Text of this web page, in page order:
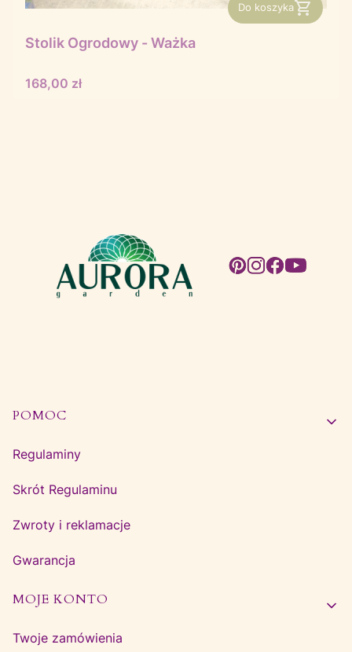
Do koszyka
Stolik Ogrodowy - Ważka
Cena
168,00 zł
Linki w stopce
POMOC
Regulaminy
Skrót Regulaminu
Zwroty i reklamacje
Gwarancja
MOJE KONTO
Twoje zamówienia